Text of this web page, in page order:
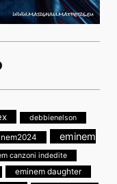
debbienelson
eminem
canzoni indedite
eminem daughter